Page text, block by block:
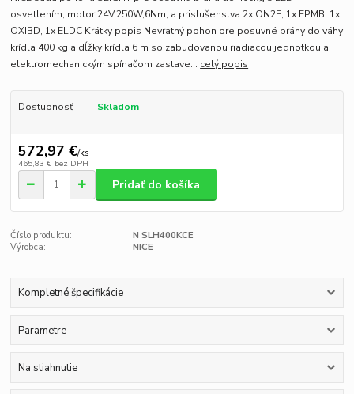
osvetlením, motor 24V,250W,6Nm, a prislušenstva 2x ON2E, 1x EPMB, 1x
OXIBD, 1x ELDC Krátky popis Nevratný pohon pre posuvné brány do váhy
krídla 400 kg a dĺžky krídla 6 m so zabudovanou riadiacou jednotkou a
elektromechanickým spínačom zastave... celý popis
Dostupnosť Skladom
572,97 €/ks
465,83 € bez DPH
Pridať do košíka
Číslo produktu:
N SLH400KCE
Výrobca:
NICE
Kompletné špecifikácie
Parametre
Na stiahnutie